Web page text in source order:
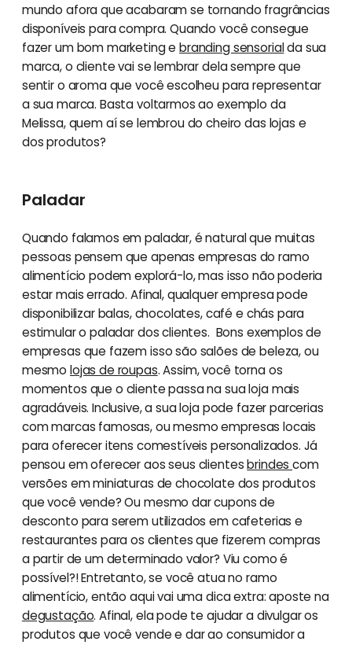
mundo afora que acabaram se tornando fragrâncias
disponíveis para compra. Quando você consegue
fazer um bom marketing ebranding sensorialda sua
marca, o cliente vai se lembrar dela sempre que
sentir o aroma que você escolheu para representar
a sua marca. Basta voltarmos ao exemplo da
Melissa, quem aí se lembrou do cheiro das lojas e
dos produtos?
Paladar
Quando falamos em paladar, é natural que muitas
pessoas pensem que apenas empresas do ramo
alimentício podem explorá-lo, mas isso não poderia
estar mais errado. Afinal, qualquer empresa pode
disponibilizar balas, chocolates, café e chás para
estimular o paladar dos clientes. Bons exemplos de
empresas que fazem isso são salões de beleza, ou
mesmo lojas de roupas. Assim, você torna os
momentos que o cliente passa na sua loja mais
agradáveis. Inclusive, a sua loja pode fazer parcerias
com marcas famosas, ou mesmo empresas locais
para oferecer itens comestíveis personalizados. Já
pensou em oferecer aos seus clientesbrindescom
versões em miniaturas de chocolate dos produtos
que você vende? Ou mesmo dar cupons de
desconto para serem utilizados em cafeterias e
restaurantes para os clientes que fizerem compras
a partir de um determinado valor? Viu como é
possível?! Entretanto, se você atua no ramo
alimentício, então aqui vai uma dica extra: aposte na
degustação. Afinal, ela pode te ajudar a divulgar os
produtos que você vende e dar ao consumidor a